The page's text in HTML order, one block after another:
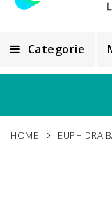
Categorie
Alimentazione
HOME EUPHIDRA